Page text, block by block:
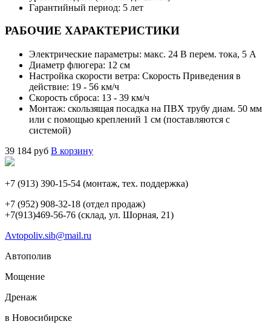
Гарантийный период: 5 лет
РАБОЧИЕ ХАРАКТЕРИСТИКИ
Электрические параметры: макс. 24 В перем. тока, 5 А
Диаметр флюгера: 12 см
Настройка скорости ветра: Скорость Приведения в
действие: 19 - 56 км/ч
Скорость сброса: 13 - 39 км/ч
Монтаж: скользящая посадка на ПВХ трубу диам. 50 мм
или с помощью креплений 1 см (поставляются с
системой)
39 184 руб В корзину
+7 (913) 390-15-54 (монтаж, тех. поддержка)
+7 (952) 908-32-18 (отдел продаж)
+7(913)469-56-76 (склад, ул. Шорная, 21)
Avtopoliv.sib@mail.ru
Автополив
Мощение
Дренаж
в Новосибирске